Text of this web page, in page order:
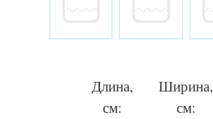
Длина,
см:
Ширина,
см: